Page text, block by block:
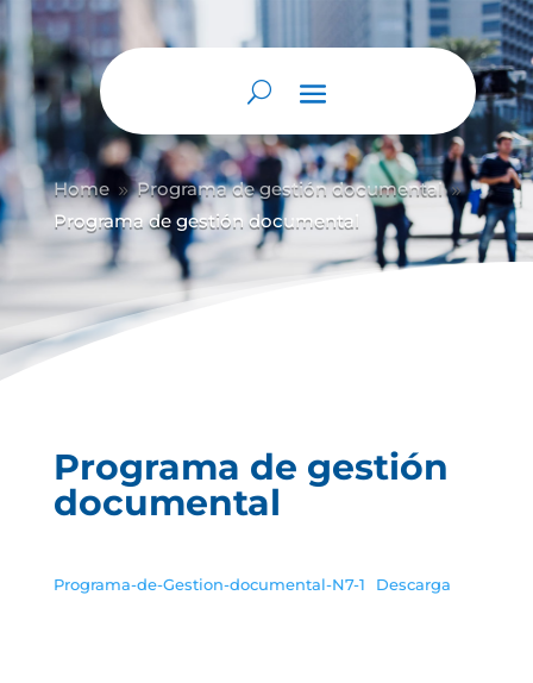
Home 9 Programa de gestión documental 9
Programa de gestión documental
Programa de gestión
documental
Programa-de-Gestion-documental-N7-1 Descarga